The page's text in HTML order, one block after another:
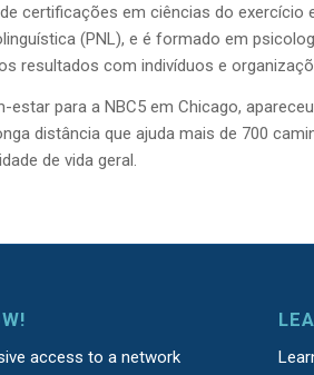
certificações em ciências do
(PNL), e é formado em
resultados com indivíduos e
para a NBC5 em Chicago,
distância que ajuda mais de 700
de vida geral.
access to a network